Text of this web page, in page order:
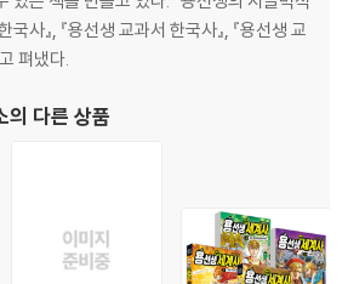
워지다
다
국사』, 『용선생 교과서 한국사』, 『용선생 교
펴냈다.
의 다른 상품